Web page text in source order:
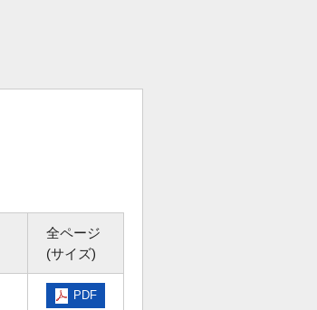
全ページ
(サイズ)
PDF